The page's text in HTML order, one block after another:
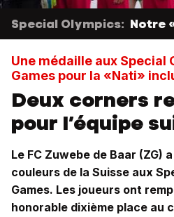
Special Olympics: Notre
Une médaille aux Special
Games pour la «Nati»
Deux corners
pour l’équipe
Le FC Zuwebe de Baar (ZG)
couleurs de la Suisse aux
Games. Les joueurs ont
honorable dixième place au